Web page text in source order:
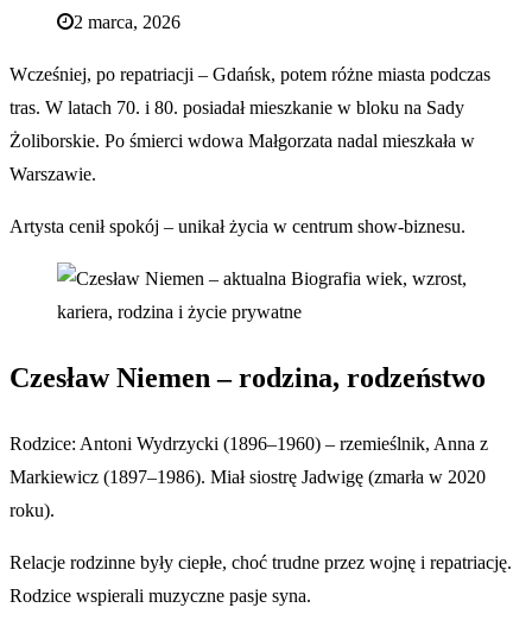
2 marca, 2026
Wcześniej, po repatriacji – Gdańsk, potem różne miasta podczas
tras. W latach 70. i 80. posiadał mieszkanie w bloku na Sady
Żoliborskie. Po śmierci wdowa Małgorzata nadal mieszkała w
Warszawie.
Artysta cenił spokój – unikał życia w centrum show-biznesu.
Czesław Niemen – rodzina, rodzeństwo
Rodzice: Antoni Wydrzycki (1896–1960) – rzemieślnik, Anna z
Markiewicz (1897–1986). Miał siostrę Jadwigę (zmarła w 2020
roku).
Relacje rodzinne były ciepłe, choć trudne przez wojnę i repatriację.
Rodzice wspierali muzyczne pasje syna.